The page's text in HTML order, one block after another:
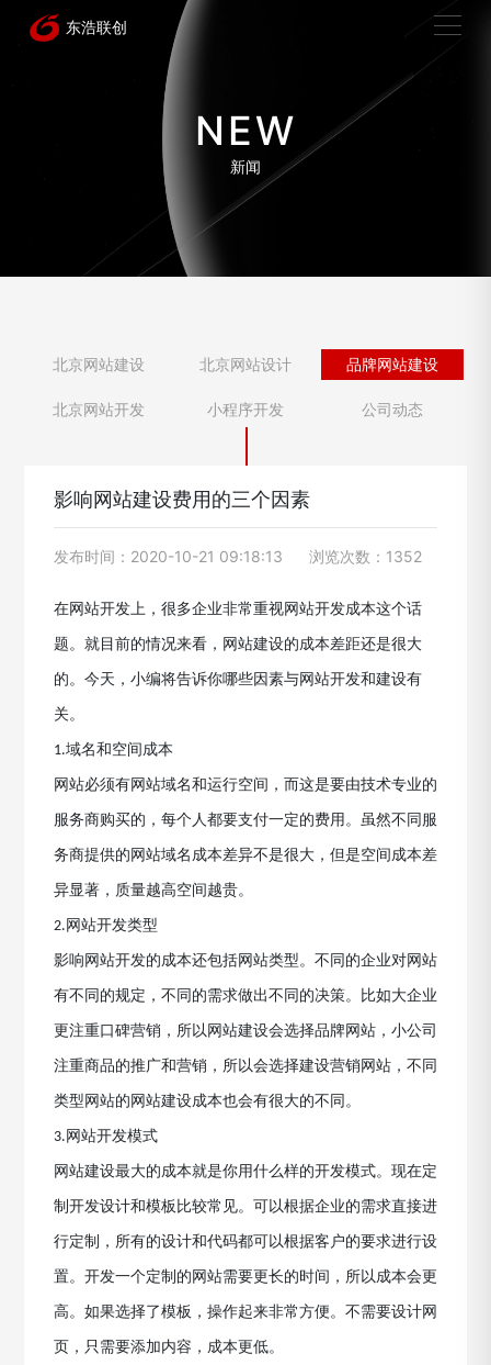
NEW
新闻
北京网站建设 北京网站设计 品牌网站建设
北京网站开发 小程序开发 公司动态
影响网站建设费用的三个因素
发布时间：2020-10-21 09:18:13 浏览次数：1352
在网站开发上，很多企业非常重视网站开发成本这个话
题。就目前的情况来看，网站建设的成本差距还是很大
的。今天，小编将告诉你哪些因素与网站开发和建设有
关。
1.域名和空间成本
网站必须有网站域名和运行空间，而这是要由技术专业的
服务商购买的，每个人都要支付一定的费用。虽然不同服
务商提供的网站域名成本差异不是很大，但是空间成本差
异显著，质量越高空间越贵。
2. 网站开发类型
影响网站开发的成本还包括网站类型。不同的企业对网站
有不同的规定，不同的需求做出不同的决策。比如大企业
更注重口碑营销，所以网站建设会选择品牌网站，小公司
注重商品的推广和营销，所以会选择建设营销网站，不同
类型网站的网站建设成本也会有很大的不同。
3. 网站开发模式
网站建设最大的成本就是你用什么样的开发模式。现在定
制开发设计和模板比较常见。可以根据企业的需求直接进
行定制，所有的设计和代码都可以根据客户的要求进行设
置。开发一个定制的网站需要更长的时间，所以成本会更
高。如果选择了模板，操作起来非常方便。不需要设计网
页，只需要添加内容，成本更低。